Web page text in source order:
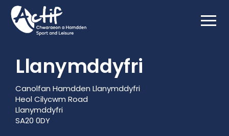
Llanymddyfri
Canolfan Hamdden Llanymddyfri
Heol Cilycwm Road
Llanymddyfri
SA20 0DY